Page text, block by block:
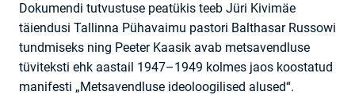
Dokumendi tutvustuse peatükis teeb Jüri Kivimäe
täiendusi Tallinna Pühavaimu pastori Balthasar Russowi
tundmiseks ning Peeter Kaasik avab metsavendluse
tüviteksti ehk aastail 1947–1949 kolmes jaos koostatud
manifesti „Metsavendluse ideoloogilised alused“.